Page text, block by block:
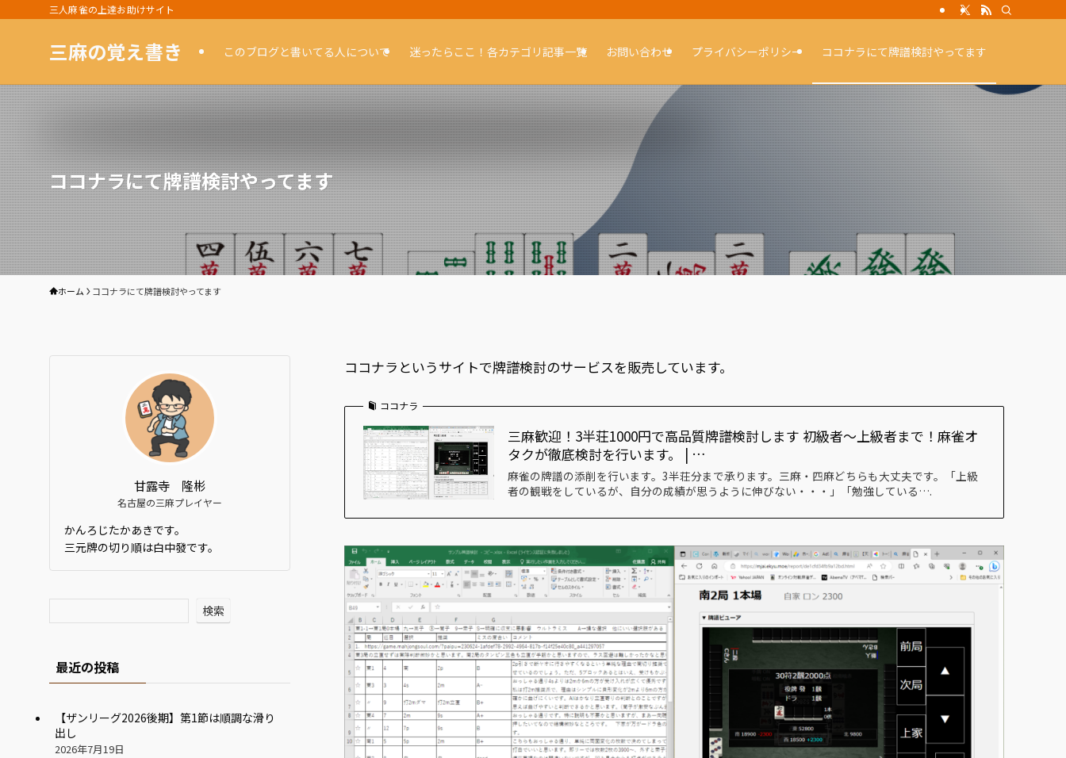
三人麻雀の上達お助けサイト
三麻の覚え書き このブログと書いてる人について 迷ったらここ！各カテゴリ記事一覧 お問い合わせ プライバシーポリシー ココナラにて牌譜検討やってます
ココナラにて牌譜検討やってます
ホーム ココナラにて牌譜検討やってます
ココナラというサイトで牌譜検討のサービスを販売しています。
ココナラ
三麻歓迎！3半荘1000円で高品質牌譜検討します 初級者～上級者まで！麻雀オ
タクが徹底検討を行います。 | …
麻雀の牌譜の添削を行います。3半荘分まで承ります。三麻・四麻どちらも大丈夫です。「上級
者の観戦をしているが、自分の成績が思うように伸びない・・・」「勉強している….
甘露寺 隆彬
名古屋の三麻プレイヤー
かんろじたかあきです。
三元牌の切り順は白中發です。
検索
最近の投稿
【ザンリーグ2026後期】第1節は順調な滑り
出し
2026年7月19日